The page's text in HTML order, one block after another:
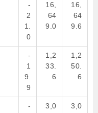
-
2
1.
0
16,
64
9.0
16,
64
9.6
-
1
9.
9
1,2
33.
6
1,2
50.
6
-
3,0
3,0